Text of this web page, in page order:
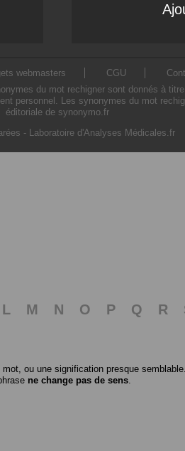
webmasters CGU
du mot rechigner sont donnés à
personnel. Les synonymes du mot
éditoriale de synonymo.fr
- Laboratoire d'Analyses Médicales.fr
L M N O P Q R
ou une signification presque
ne change pas de sens